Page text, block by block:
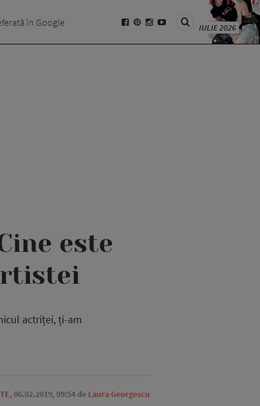
în Google IULIE 2026
este
actriței, ți-am
,06.02.2019, 09:54 de Laura Georgescu